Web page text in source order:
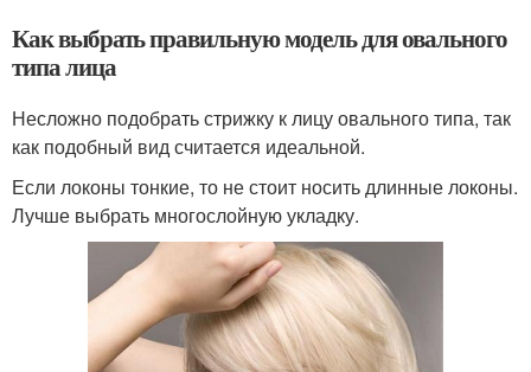
Как выбрать правильную модель для овального
типа лица
Несложно подобрать стрижку к лицу овального типа, так
как подобный вид считается идеальной.
Если локоны тонкие, то не стоит носить длинные локоны.
Лучше выбрать многослойную укладку.